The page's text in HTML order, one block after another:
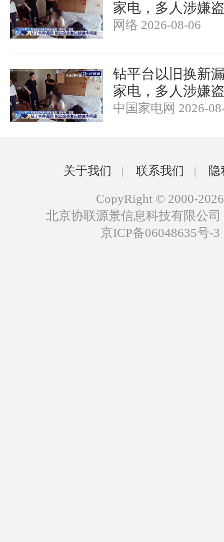
家电，多人涉嫌
网络 2026-08-06
钻平台以旧换新
家电，多人涉嫌
中国家电网 2026-
关于我们 联系我们
CopyRight © 2000-2026
北京协联源景信息科技有限公
京ICP备06048635号-3